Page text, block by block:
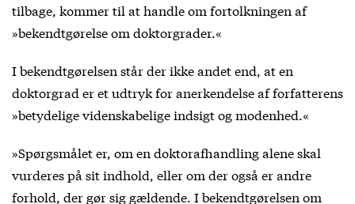
tilbage, kommer til at handle om fortolkningen af
»bekendtgørelse om doktorgrader.«
I bekendtgørelsen står der ikke andet end, at en
doktorgrad er et udtryk for anerkendelse af forfatterens
»betydelige videnskabelige indsigt og modenhed.«
»Spørgsmålet er, om en doktorafhandling alene skal
vurderes på sit indhold, eller om der også er andre
forhold, der gør sig gældende. I bekendtgørelsen om